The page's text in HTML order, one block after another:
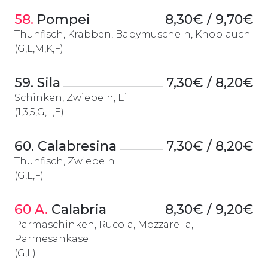
58. Pompei 8,30€ / 9,70€
Thunfisch, Krabben, Babymuscheln, Knoblauch
(G,L,M,K,F)
59. Sila 7,30€ / 8,20€
Schinken, Zwiebeln, Ei
(1,3,5,G,L,E)
60. Calabresina 7,30€ / 8,20€
Thunfisch, Zwiebeln
(G,L,F)
60 A. Calabria 8,30€ / 9,20€
Parmaschinken, Rucola, Mozzarella,
Parmesankäse
(G,L)